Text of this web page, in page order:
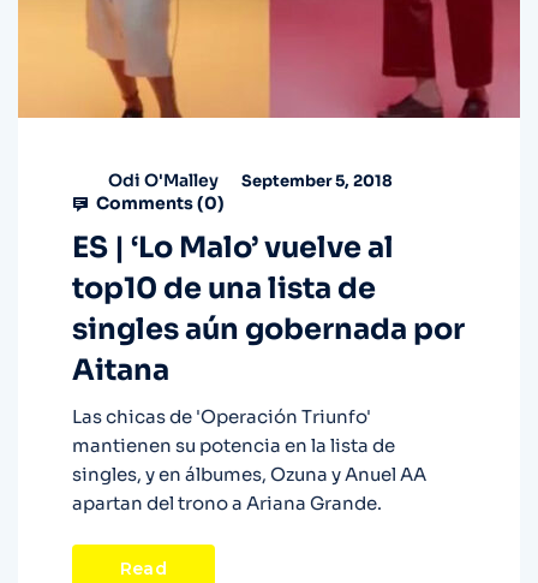
Odi O'Malley September 5, 2018
Comments (0)
ES | ‘Lo Malo’ vuelve al
top10 de una lista de
singles aún gobernada por
Aitana
Las chicas de 'Operación Triunfo'
mantienen su potencia en la lista de
singles, y en álbumes, Ozuna y Anuel AA
apartan del trono a Ariana Grande.
Read